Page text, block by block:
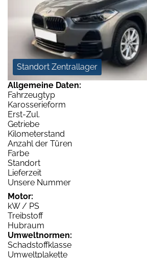
Standort Zentrallager
Allgemeine Daten:
Fahrzeugtyp
Karosserieform
Erst-Zul.
Getriebe
Kilometerstand
Anzahl der Türen
Farbe
Standort
Lieferzeit
Unsere Nummer
Motor:
kW / PS
Treibstoff
Hubraum
Umweltnormen:
Schadstoffklasse
Umweltplakette